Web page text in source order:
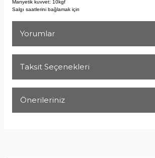
Manyetik kuvvet: 10kgf
Salgı saatlerini bağlamak için
Yorumlar
Taksit Seçenekleri
Önerileriniz